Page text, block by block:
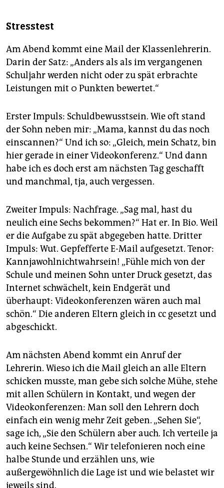
Stresstest
Am Abend kommt eine Mail der Klassenlehrerin.
Darin der Satz: „Anders als als im vergangenen
Schuljahr werden nicht oder zu spät erbrachte
Leistungen mit 0 Punkten bewertet.“
Erster Impuls: Schuldbewusstsein. Wie oft stand
der Sohn neben mir: „Mama, kannst du das noch
einscannen?“ Und ich so: „Gleich, mein Schatz, bin
hier gerade in einer Videokonferenz.“ Und dann
habe ich es doch erst am nächsten Tag geschafft
und manchmal, tja, auch vergessen.
Zweiter Impuls: Nachfrage. „Sag mal, hast du
neulich eine Sechs bekommen?“ Hat er. In Bio. Weil
er die Aufgabe zu spät abgegeben hatte. Dritter
Impuls: Wut. Gepfefferte E-Mail aufgesetzt. Tenor:
Kannjawohlnichtwahrsein! „Fühle mich von der
Schule und meinen Sohn unter Druck gesetzt, das
Internet schwächelt, kein Endgerät und
überhaupt: Videokonferenzen wären auch mal
schön.“ Die anderen Eltern gleich in cc gesetzt und
abgeschickt.
Am nächsten Abend kommt ein Anruf der
Lehrerin. Wieso ich die Mail gleich an alle Eltern
schicken musste, man gebe sich solche Mühe, stehe
mit allen Schülern in Kontakt, und wegen der
Videokonferenzen: Man soll den Lehrern doch
einfach ein wenig mehr Zeit geben. „Sehen Sie“,
sage ich, „Sie den Schülern aber auch. Ich verteile ja
auch keine Sechsen.“ Wir telefonieren noch eine
halbe Stunde und erzählen uns, wie
außergewöhnlich die Lage ist und wie belastet wir
jeweils sind.